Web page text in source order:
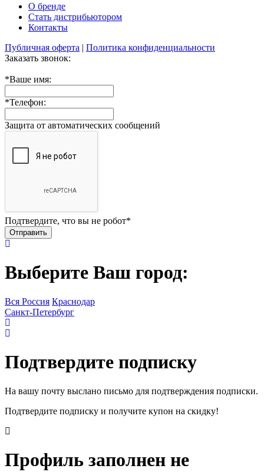
О бренде
Стать дистрибьютором
Контакты
Публичная оферта | Политика конфиденциальности
Заказать звонок:
*Ваше имя:
*Телефон:
Защита от автоматических сообщений
Подтвердите, что вы не робот*
Выберите Ваш город:
Вся Россия Краснодар
Санкт-Петербург
Подтвердите подписку
На вашу почту выслано письмо для подтверждения подписки.
Подтвердите подписку и получите купон на скидку!
Профиль заполнен не